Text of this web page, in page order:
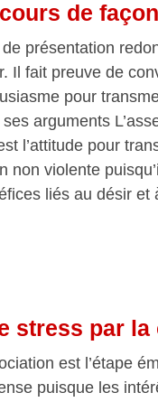
de
de présentation
Il fait preuve de
pour
arguments
l’attitude pour
non violente
liés au désir et
stress par
est l’étape
puisque les